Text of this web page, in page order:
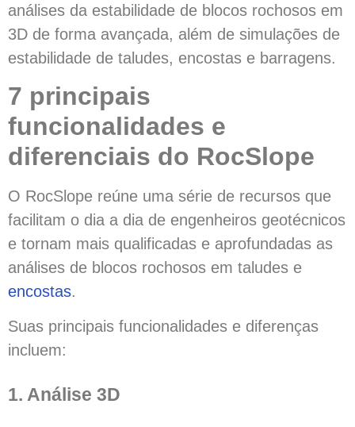
análises da estabilidade de blocos rochosos em
3D de forma avançada, além de simulações de
estabilidade de taludes, encostas e barragens.
7 principais
funcionalidades e
diferenciais do RocSlope
O RocSlope reúne uma série de recursos que
facilitam o dia a dia de engenheiros geotécnicos
e tornam mais qualificadas e aprofundadas as
análises de blocos rochosos em taludes e
encostas.
Suas principais funcionalidades e diferenças
incluem:
1. Análise 3D